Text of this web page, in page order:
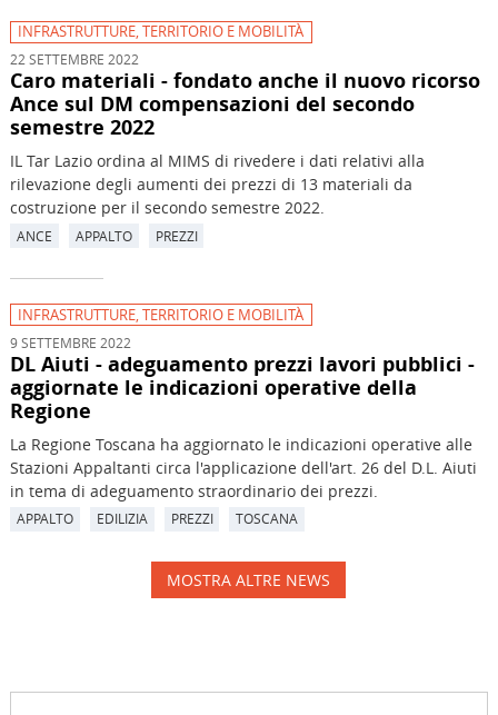
INFRASTRUTTURE, TERRITORIO E MOBILITÀ
22 SETTEMBRE 2022
Caro materiali - fondato anche il nuovo ricorso
Ance sul DM compensazioni del secondo
semestre 2022
IL Tar Lazio ordina al MIMS di rivedere i dati relativi alla
rilevazione degli aumenti dei prezzi di 13 materiali da
costruzione per il secondo semestre 2022.
ANCE APPALTO PREZZI
INFRASTRUTTURE, TERRITORIO E MOBILITÀ
9 SETTEMBRE 2022
DL Aiuti - adeguamento prezzi lavori pubblici -
aggiornate le indicazioni operative della
Regione
La Regione Toscana ha aggiornato le indicazioni operative alle
Stazioni Appaltanti circa l'applicazione dell'art. 26 del D.L. Aiuti
in tema di adeguamento straordinario dei prezzi.
APPALTO EDILIZIA PREZZI TOSCANA
MOSTRA ALTRE NEWS